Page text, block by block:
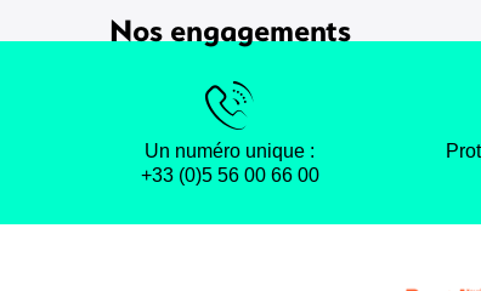
Nos engagements
Un numéro unique :
+33 (0)5 56 00 66 00